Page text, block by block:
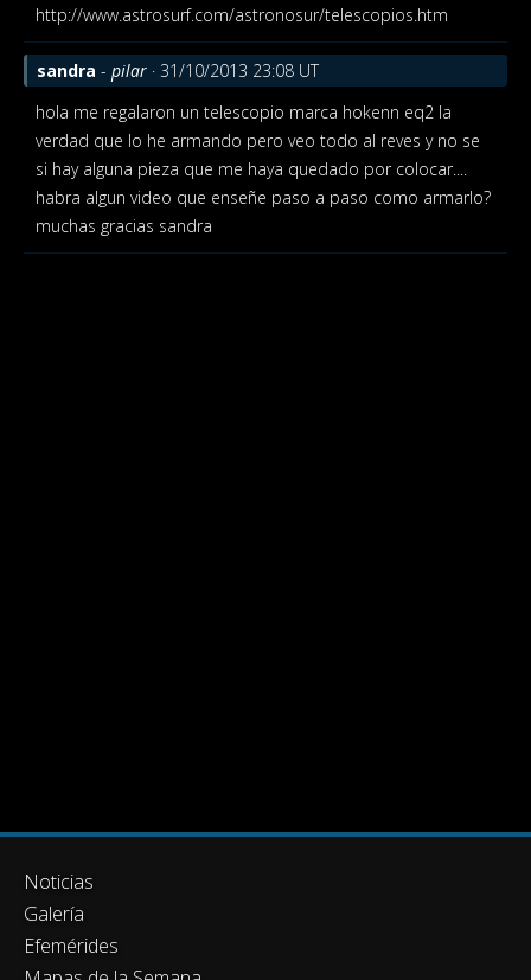
http://www.astrosurf.com/astronosur/telescopios.htm
sandra - pilar · 31/10/2013 23:08 UT
hola me regalaron un telescopio marca hokenn eq2 la
verdad que lo he armando pero veo todo al reves y no se
si hay alguna pieza que me haya quedado por colocar....
habra algun video que enseñe paso a paso como armarlo?
muchas gracias sandra
Noticias
Galería
Efemérides